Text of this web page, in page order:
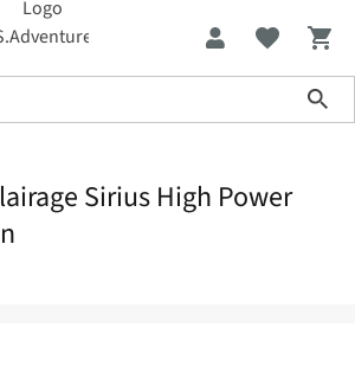
Sirius High Power